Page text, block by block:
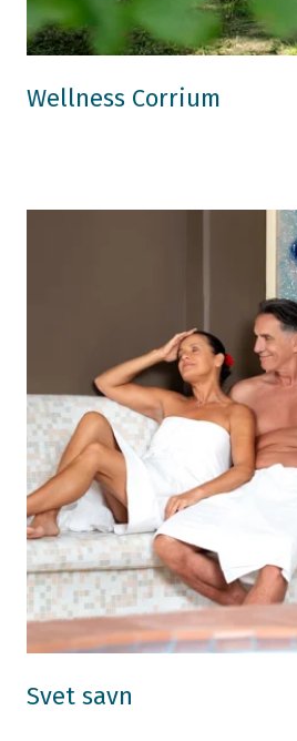
Wellness Corrium
Svet savn